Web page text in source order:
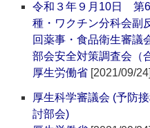
令和３年９月10日 第
種・ワクチン分科会副
回薬事・食品衛生審議
部会安全対策調査会（
厚生労働省 [2021/09/24]
厚生科学審議会 (予防
討部会)